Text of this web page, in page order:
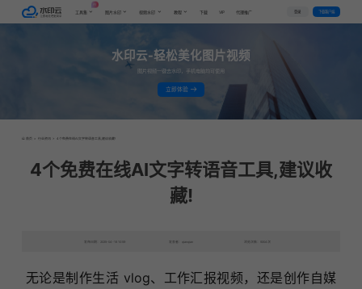
工具集 图片水印 视频水印 教程 下载 VIP 代理推广 登录 下载客户端
水印云-轻松美化图片视频
图片视频一键去水印，手机电脑均可使用
立即体验
首页 > 行业资讯 > 4个免费在线AI文字转语音工具,建议收藏!
4个免费在线AI文字转语音工具,建议收
藏!
发布日期：2025-04-18 10:59 发表者：qianqian 浏览次数：9204次
无论是制作生活 vlog、工作汇报视频，还是创作自媒